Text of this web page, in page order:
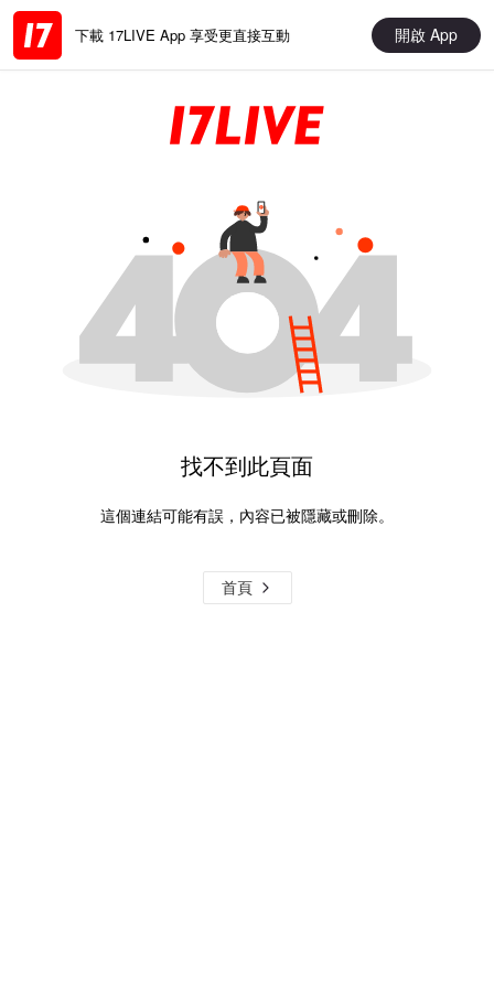
下載 17LIVE App 享受更直接互動 開啟 App
找不到此頁面
這個連結可能有誤，內容已被隱藏或刪除。
首頁